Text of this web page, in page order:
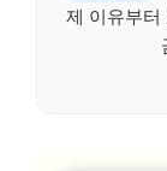
제 이유부터